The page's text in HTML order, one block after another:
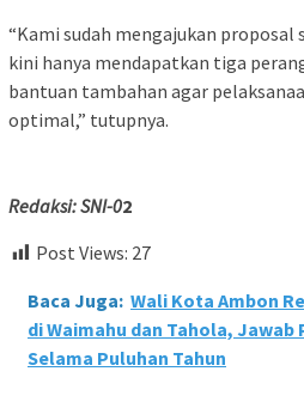
“Kami sudah mengajukan proposal
kini hanya mendapatkan tiga
bantuan tambahan agar
optimal,” tutupnya.
Redaksi: SNI-02
Post Views: 27
Baca Juga: Wali Kota Ambon
di Waimahu dan Tahola, Jawab
Selama Puluhan Tahun